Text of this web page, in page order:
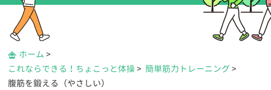
ホーム >
これならできる！ちょこっと体操 > 簡単筋力トレーニング >
腹筋を鍛える（やさしい）